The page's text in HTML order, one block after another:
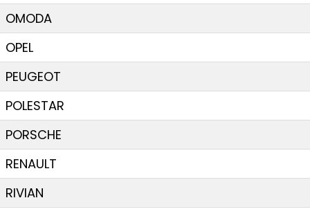
OMODA
OPEL
PEUGEOT
POLESTAR
PORSCHE
RENAULT
RIVIAN